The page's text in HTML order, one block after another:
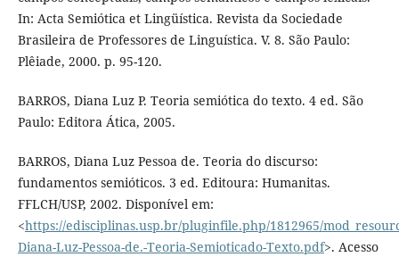
In: Acta Semiótica et Lingüística. Revista da Sociedade
Brasileira de Professores de Linguística. V. 8. São Paulo:
Plêiade, 2000. p. 95-120.
BARROS, Diana Luz P. Teoria semiótica do texto. 4 ed. São
Paulo: Editora Ática, 2005.
BARROS, Diana Luz Pessoa de. Teoria do discurso:
fundamentos semióticos. 3 ed. Editoura: Humanitas.
FFLCH/USP, 2002. Disponível em:
<https://edisciplinas.usp.br/pluginfile.php/1812965/
Diana-Luz-Pessoa-de.-Teoria-Semioticado-Texto.pdf>. Acesso